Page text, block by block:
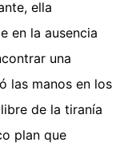
ella
en la ausencia
una
las manos en los
de la tiranía
plan que